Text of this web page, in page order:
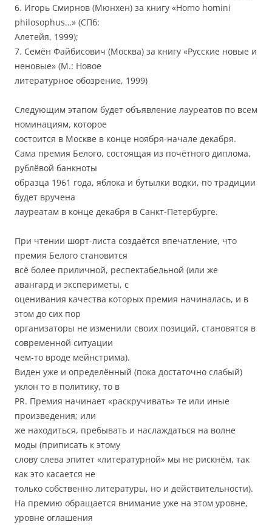
6. Игорь Смирнов (Мюнхен) за книгу «Homo homini
philosophus…» (СПб:
Алетейя, 1999);
7. Семён Файбисович (Москва) за книгу «Русские новые и
неновые» (М.: Новое
литературное обозрение, 1999)
Следующим этапом будет объявление лауреатов по всем
номинациям, которое
состоится в Москве в конце ноября-начале декабря.
Сама премия Белого, состоящая из почётного диплома,
рублёвой банкноты
образца 1961 года, яблока и бутылки водки, по традиции
будет вручена
лауреатам в конце декабря в Санкт-Петербурге.
При чтении шорт-листа создаётся впечатление, что
премия Белого становится
всё более приличной, респектабельной (или же
авангард и экспериметы, с
оценивания качества которых премия начиналась, и в
этом до сих пор
организаторы не изменили своих позиций, становятся в
современной ситуации
чем-то вроде мейнстрима).
Виден уже и определённый (пока достаточно слабый)
уклон то в политику, то в
PR. Премия начинает «раскручивать» те или иные
произведения; или
же находиться, пребывать и наслаждаться на волне
моды (приписать к этому
слову слева эпитет «литературной» мы не рискнём, так
как это касается не
только собственно литературы, но и действительности).
На премию обращается внимание уже на этом уровне,
уровне оглашения